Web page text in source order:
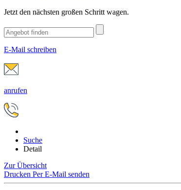
Jetzt den nächsten großen Schritt wagen.
E-Mail schreiben
anrufen
Suche
Detail
Zur Übersicht
Drucken Per E-Mail senden